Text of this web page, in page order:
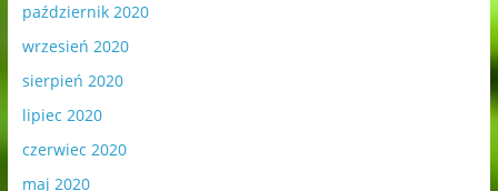
październik 2020
wrzesień 2020
sierpień 2020
lipiec 2020
czerwiec 2020
maj 2020